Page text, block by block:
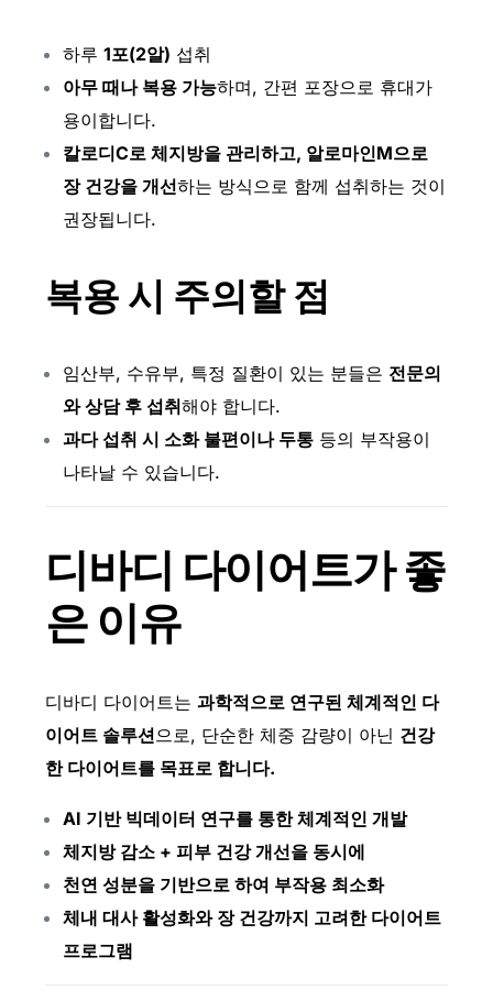
하루 1포(2알) 섭취
아무 때나 복용 가능하며, 간편 포장으로 휴대가
용이합니다.
칼로디C로 체지방을 관리하고, 알로마인M으로
장 건강을 개선하는 방식으로 함께 섭취하는 것이
권장됩니다.
복용 시 주의할 점
임산부, 수유부, 특정 질환이 있는 분들은 전문의
와 상담 후 섭취해야 합니다.
과다 섭취 시 소화 불편이나 두통등의 부작용이
나타날 수 있습니다.
디바디 다이어트가 좋
은 이유
디바디 다이어트는 과학적으로 연구된 체계적인 다
이어트 솔루션으로, 단순한 체중 감량이 아닌 건강
한 다이어트를 목표로 합니다.
AI 기반 빅데이터 연구를 통한 체계적인 개발
체지방 감소 + 피부 건강 개선을 동시에
천연 성분을 기반으로 하여 부작용 최소화
체내 대사 활성화와 장 건강까지 고려한 다이어트
프로그램